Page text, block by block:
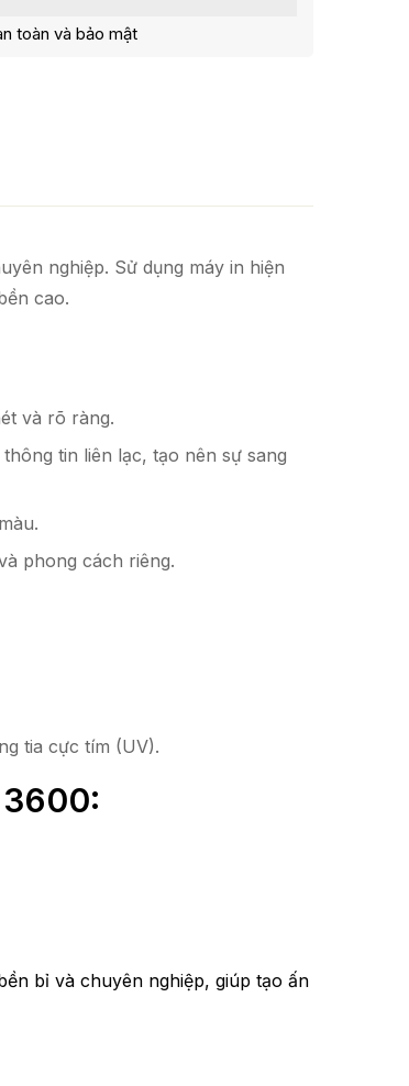
toàn và bảo mật
nghiệp. Sử dụng máy in hiện
cao.
và rõ ràng.
tin liên lạc, tạo nên sự sang
phong cách riêng.
tia cực tím (UV).
bỉ và chuyên nghiệp, giúp tạo ấn